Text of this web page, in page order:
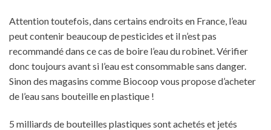
Attention toutefois, dans certains endroits en France, l’eau
peut contenir beaucoup de pesticides et il n’est pas
recommandé dans ce cas de boire l’eau du robinet. Vérifier
donc toujours avant si l’eau est consommable sans danger.
Sinon des magasins comme Biocoop vous propose d’acheter
de l’eau sans bouteille en plastique !
5 milliards de bouteilles plastiques sont achetés et jetés